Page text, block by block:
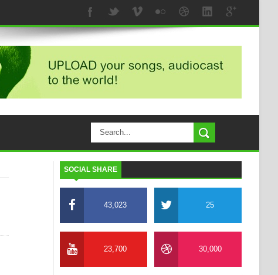
SOCIAL SHARE
43,023 25
23,700 30,000